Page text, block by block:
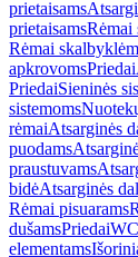
prietaisams
prietaisamsRėmai
Rėmai
apkrovomsPriedai
PriedaiSieninės
sistemoms
rėmaiAtsarginės
puodams
praustuvams
bidėAtsarginės
Rėmai pisuarams
dušamsPriedai
elementams